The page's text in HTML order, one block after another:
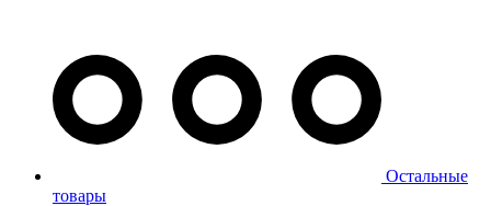
Остальные
товары